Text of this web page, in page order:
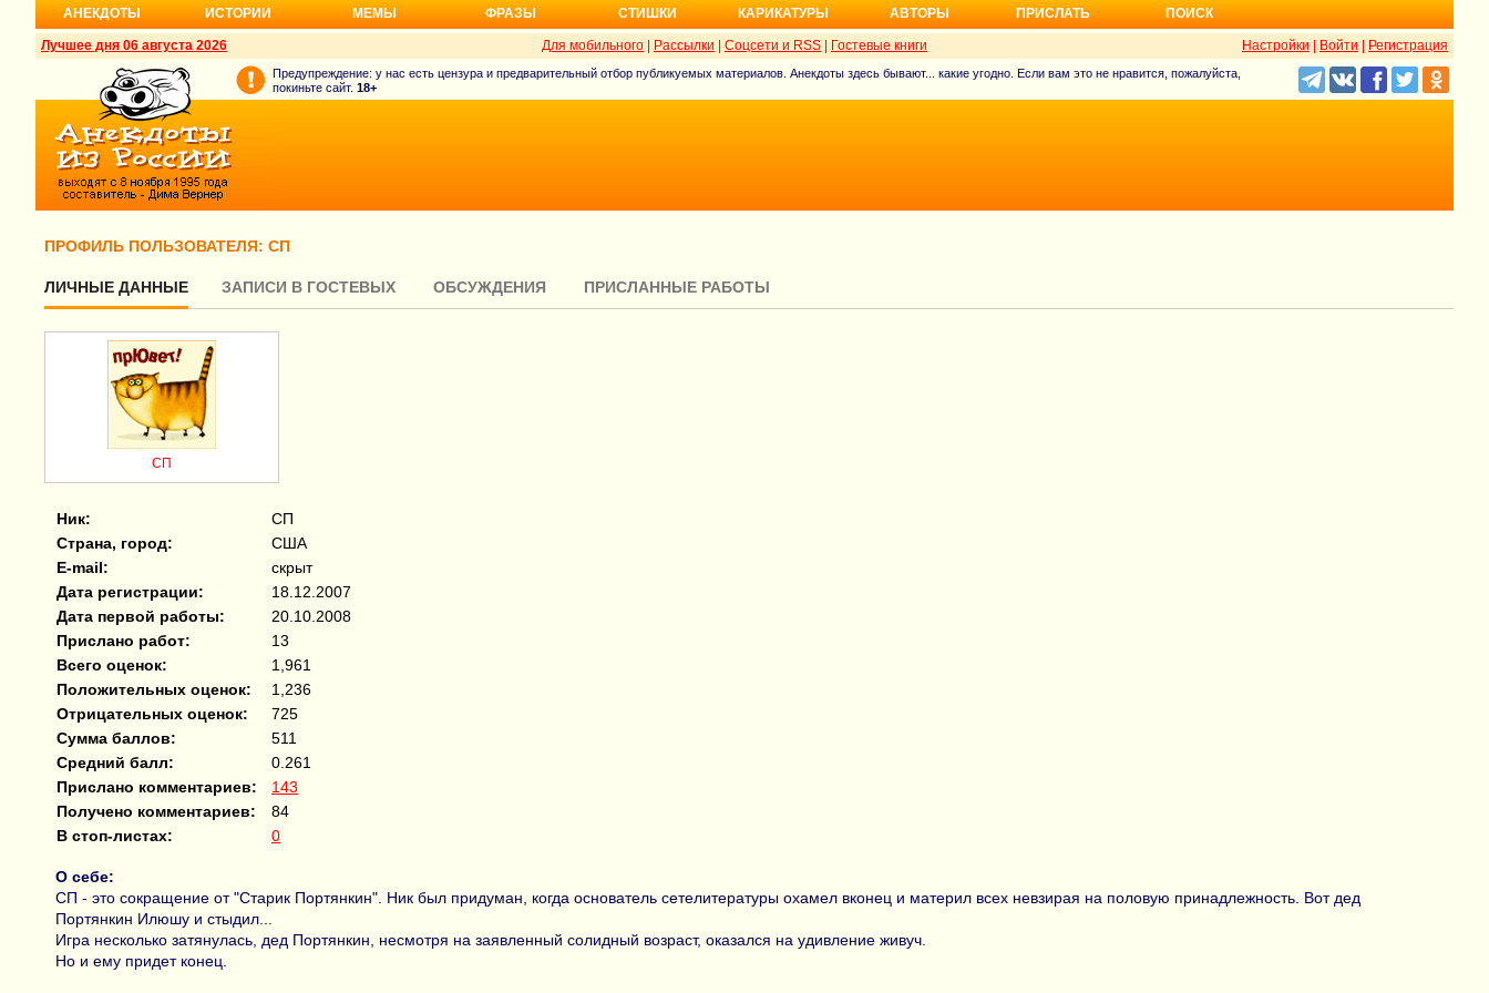
АНЕКДОТЫ ИСТОРИИ МЕМЫ ФРАЗЫ СТИШКИ КАРИКАТУРЫ АВТОРЫ ПРИСЛАТЬ ПОИСК
Лучшее дня 06 августа 2026 Настройки Войти Регистрация
Для мобильного Рассылки Соцсети и RSS Гостевые книги
Предупреждение: у нас есть цензура и предварительный отбор публикуемых материалов. Анекдоты здесь бывают... какие угодно. Если вам это не нравится, пожалуйста,
покиньте сайт. 18+
ПРОФИЛЬ ПОЛЬЗОВАТЕЛЯ: СП
ЛИЧНЫЕ ДАННЫЕ ЗАПИСИ В ГОСТЕВЫХ ОБСУЖДЕНИЯ ПРИСЛАННЫЕ РАБОТЫ
СП
Ник:
СП
Страна, город:
США
E-mail:
скрыт
Дата регистрации:
18.12.2007
Дата первой работы:
20.10.2008
Прислано работ:
13
Всего оценок:
1,961
Положительных оценок:
1,236
Отрицательных оценок:
725
Сумма баллов:
511
Средний балл:
0.261
Прислано комментариев:
143
Получено комментариев:
84
В стоп-листах:
0
О себе:
СП - это сокращение от "Старик Портянкин". Ник был придуман, когда основатель сетелитературы охамел вконец и материл всех невзирая на половую принадлежность. Вот дед
Портянкин Илюшу и стыдил...
Игра несколько затянулась, дед Портянкин, несмотря на заявленный солидный возраст, оказался на удивление живуч.
Но и ему придет конец.